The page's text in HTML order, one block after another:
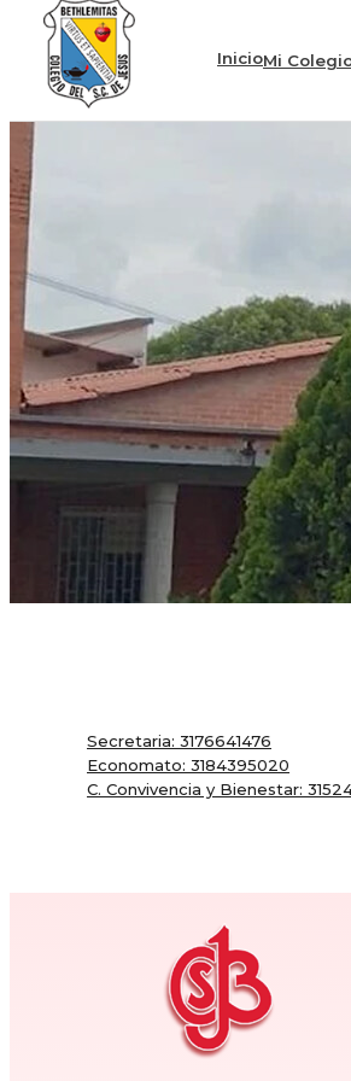
InicioMi
Secretaria: 3176641476
Economato: 3184395020
C. Convivencia y Bienestar: